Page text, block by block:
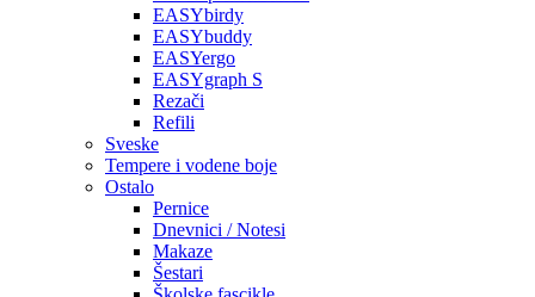
EASYbirdy
EASYbuddy
EASYergo
EASYgraph S
Rezači
Refili
Sveske
Tempere i vodene boje
Ostalo
Pernice
Dnevnici / Notesi
Makaze
Šestari